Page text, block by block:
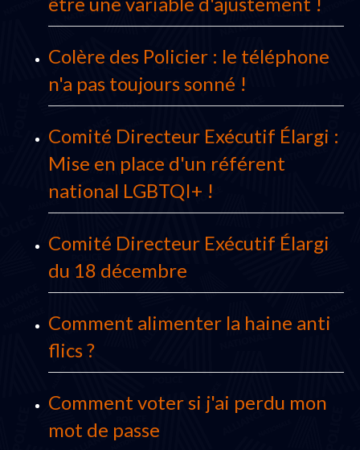
Colère des Policier : le téléphone
n'a pas toujours sonné !
Comité Directeur Exécutif Élargi :
Mise en place d'un référent
national LGBTQI+ !
Comité Directeur Exécutif Élargi
du 18 décembre
Comment alimenter la haine anti
flics ?
Comment voter si j'ai perdu mon
mot de passe